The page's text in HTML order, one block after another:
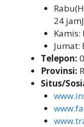
24
Kamis:
Jumat:
Telepon:
Provinsi:
Situs/